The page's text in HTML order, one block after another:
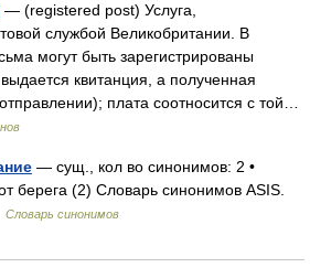
— (registered post) Услуга,
службой Великобритании. В
могут быть зарегистрированы
квитанция, а полученная
плата соотносится с той…
— сущ., кол во синонимов: 2 •
берега (2) Словарь синонимов ASIS.
Словарь синонимов